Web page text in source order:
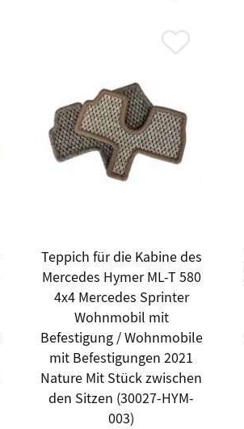
Teppich für die Kabine des
Mercedes Hymer ML-T 580
4x4 Mercedes Sprinter
Wohnmobil mit
Befestigung / Wohnmobile
mit Befestigungen 2021
Nature Mit Stück zwischen
den Sitzen (30027-HYM-
003)